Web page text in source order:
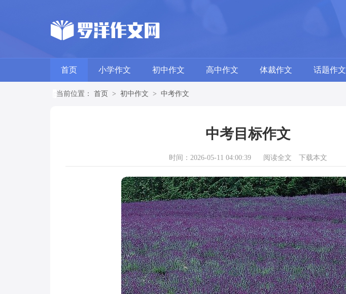
首页 小学作文 初中作文 高中作文 体裁作文 话题作文
当前位置： 首页 > 初中作文 > 中考作文
中考目标作文
时间：2026-05-11 04:00:39 阅读全文 下载本文